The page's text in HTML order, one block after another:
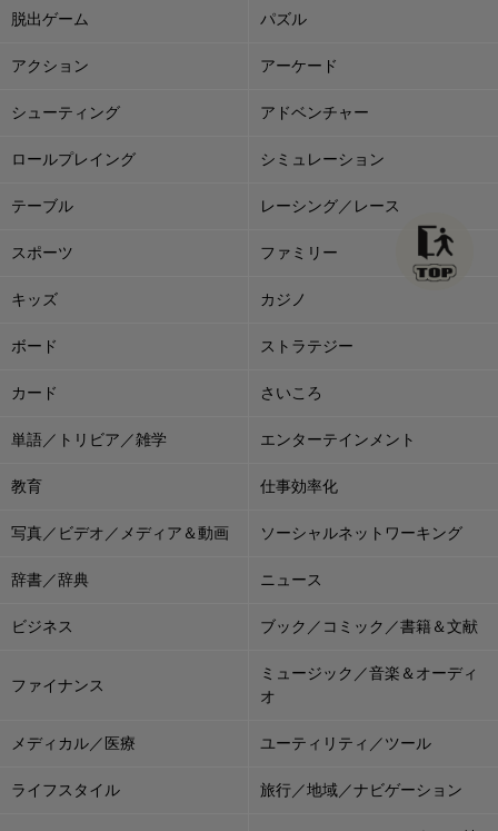
脱出ゲーム パズル
アクション アーケード
シューティング アドベンチャー
ロールプレイング シミュレーション
テーブル レーシング／レース
スポーツ ファミリー
キッズ カジノ
ボード ストラテジー
カード さいころ
単語／トリビア／雑学 エンターテインメント
教育 仕事効率化
写真／ビデオ／メディア＆動画 ソーシャルネットワーキング
辞書／辞典 ニュース
ビジネス ブック／コミック／書籍＆文献
ファイナンス
ミュージック／音楽＆オーディ
オ
メディカル／医療 ユーティリティ／ツール
ライフスタイル 旅行／地域／ナビゲーション